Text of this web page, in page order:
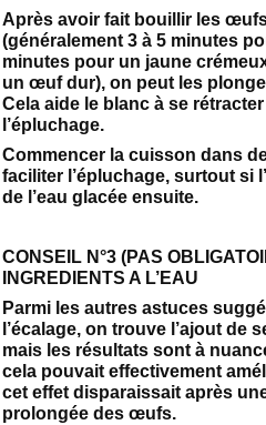
Après avoir fait bouillir les
(généralement 3 à 5 minutes
minutes pour un jaune
un œuf dur), on peut les
Cela aide le blanc à se
l’épluchage.
Commencer la cuisson dans
faciliter l’épluchage, surtout si
de l’eau glacée ensuite.
CONSEIL N°3 (PAS
INGREDIENTS A L’EAU
Parmi les autres astuces
l’écalage, on trouve l’ajout de
mais les résultats sont à
cela pouvait effectivement
cet effet disparaissait après
prolongée des œufs.